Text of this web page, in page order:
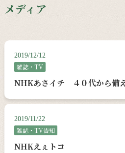
メディア
2019/12/12
雑誌・TV
NHKあさイチ ４０代から備
2019/11/22
雑誌・TV告知
NHKえぇトコ